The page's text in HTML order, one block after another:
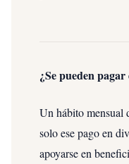
¿Se pueden
Un hábito mensual
solo ese pago en
apoyarse en